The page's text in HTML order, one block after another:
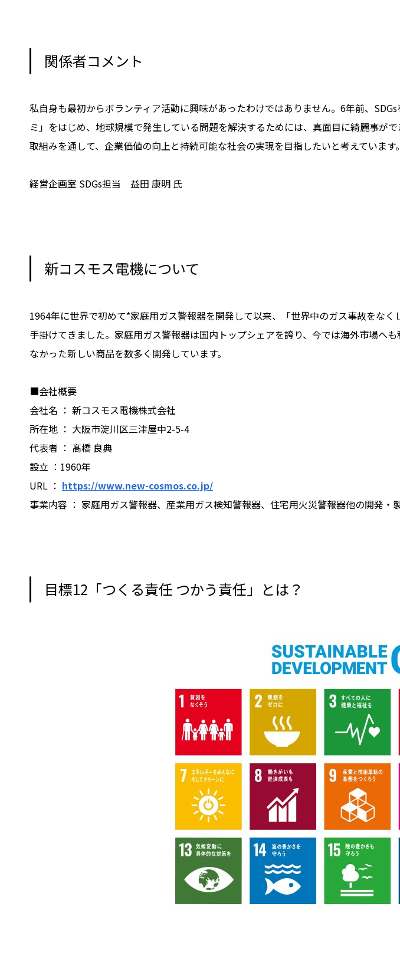
関係者コメント
私自身も最初からボランティア活動に興味があったわけではありません。6年前、
ミ」をはじめ、地球規模で発生している問題を解決するためには、真面目に綺麗事が
取組みを通して、企業価値の向上と持続可能な社会の実現を目指したいと考えています。
経営企画室 SDGs担当 益田 康明 氏
新コスモス電機について
1964年に世界で初めて*家庭用ガス警報器を開発して以来、「世界中のガス事故をな
手掛けてきました。家庭用ガス警報器は国内トップシェアを誇り、今では海外市場へ
なかった新しい商品を数多く開発しています。
■会社概要
会社名 ： 新コスモス電機株式会社
所在地 ： ⼤阪市淀川区三津屋中2-5-4
代表者 ： 髙橋 良典
設⽴ ：1960年
URL ： https://www.new-cosmos.co.jp/
事業内容 ： 家庭⽤ガス警報器、産業⽤ガス検知警報器、住宅⽤⽕災警報器他の開発・
目標12「つくる責任 つかう責任」とは？